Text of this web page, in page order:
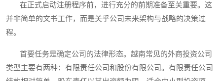
在正式启动注册程序前，进行充分的前期准备至关重要。这
并非简单的文书工作，而是关乎公司未来架构与战略的决策过
程。
首要任务是确定公司的法律形态。越南常见的外商投资公司
类型主要有两种：有限责任公司和股份有限公司。有限责任公司